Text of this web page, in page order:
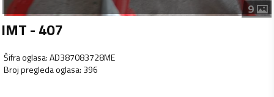
9
IMT - 407
Šifra oglasa:AD387083728ME
Broj pregleda oglasa: 396